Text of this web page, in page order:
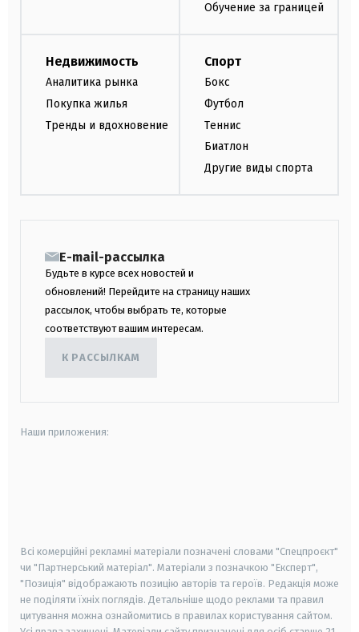
Обучение за границей
Недвижимость
Аналитика рынка
Покупка жилья
Тренды и вдохновение
Спорт
Бокс
Футбол
Теннис
Биатлон
Другие виды спорта
E-mail-рассылка
Будьте в курсе всех новостей и
обновлений! Перейдите на страницу наших
рассылок, чтобы выбрать те, которые
соответствуют вашим интересам.
К РАССЫЛКАМ
Наши приложения:
Всі комерційні рекламні матеріали позначені словами "Спецпроєкт"
чи "Партнерський матеріал". Матеріали з позначкою "Експерт",
"Позиція" відображають позицію авторів та героїв. Редакція може
не поділяти їхніх поглядів. Детальніше щодо реклами та правил
цитування можна ознайомитись в правилах користування сайтом.